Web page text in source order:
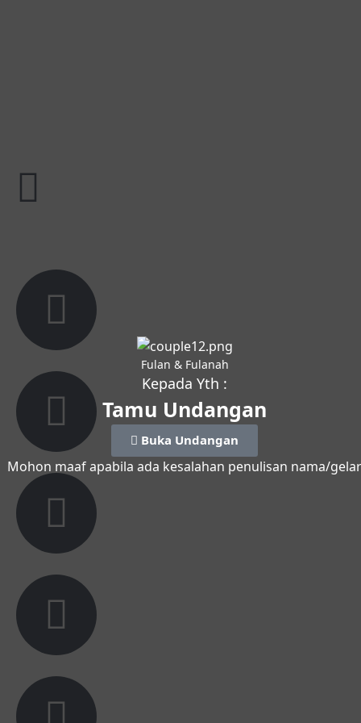
Fulan & Fulanah
Kepada Yth :
Tamu Undangan
Buka Undangan
Mohon maaf apabila ada kesalahan penulisan nama/gelar